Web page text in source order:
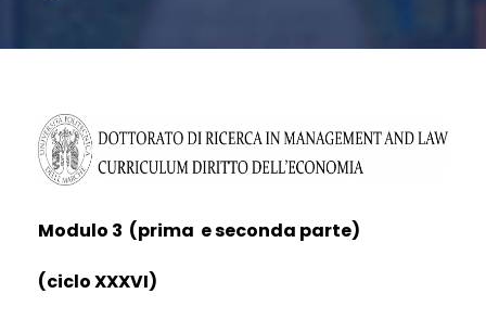
Modulo 3 (prima e seconda parte)
(ciclo XXXVI)